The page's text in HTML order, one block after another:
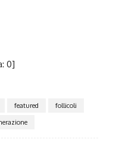
0]
featured
follicoli